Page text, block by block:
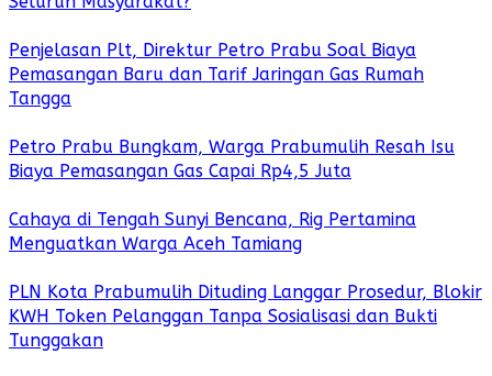
Penjelasan Plt, Direktur Petro Prabu Soal Biaya
Pemasangan Baru dan Tarif Jaringan Gas Rumah
Tangga
Petro Prabu Bungkam, Warga Prabumulih Resah Isu
Biaya Pemasangan Gas Capai Rp4,5 Juta
Cahaya di Tengah Sunyi Bencana, Rig Pertamina
Menguatkan Warga Aceh Tamiang
PLN Kota Prabumulih Dituding Langgar Prosedur, Blokir
KWH Token Pelanggan Tanpa Sosialisasi dan Bukti
Tunggakan